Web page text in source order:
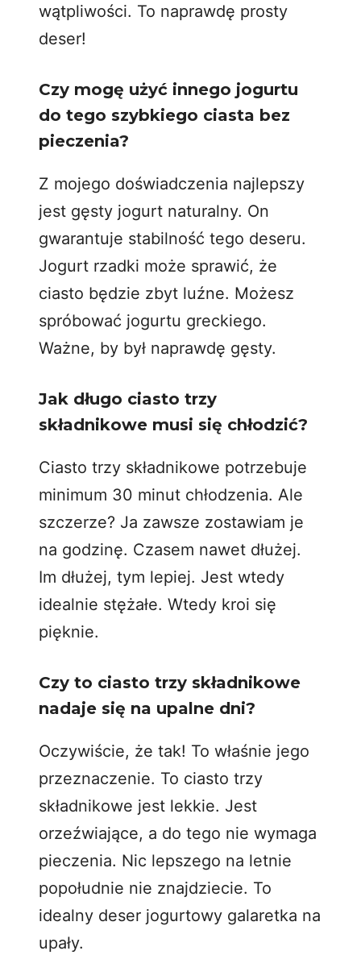
wątpliwości. To naprawdę prosty
deser!
Czy mogę użyć innego jogurtu
do tego szybkiego ciasta bez
pieczenia?
Z mojego doświadczenia najlepszy
jest gęsty jogurt naturalny. On
gwarantuje stabilność tego deseru.
Jogurt rzadki może sprawić, że
ciasto będzie zbyt luźne. Możesz
spróbować jogurtu greckiego.
Ważne, by był naprawdę gęsty.
Jak długo ciasto trzy
składnikowe musi się chłodzić?
Ciasto trzy składnikowe potrzebuje
minimum 30 minut chłodzenia. Ale
szczerze? Ja zawsze zostawiam je
na godzinę. Czasem nawet dłużej.
Im dłużej, tym lepiej. Jest wtedy
idealnie stężałe. Wtedy kroi się
pięknie.
Czy to ciasto trzy składnikowe
nadaje się na upalne dni?
Oczywiście, że tak! To właśnie jego
przeznaczenie. To ciasto trzy
składnikowe jest lekkie. Jest
orzeźwiające, a do tego nie wymaga
pieczenia. Nic lepszego na letnie
popołudnie nie znajdziecie. To
idealny deser jogurtowy galaretka na
upały.